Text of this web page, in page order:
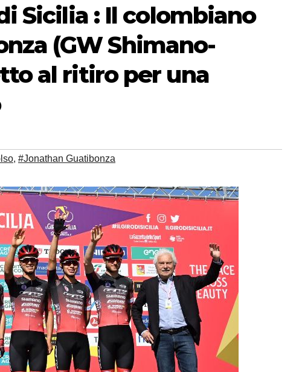
Sicilia : Il colombiano
(GW Shimano-
al ritiro per una
, #Jonathan Guatibonza